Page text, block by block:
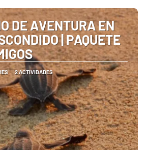
DE AVENTURA EN
| PAQUETE
2 ACTIVIDADES